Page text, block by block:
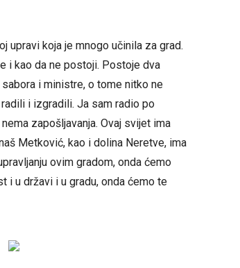
upravi koja je mnogo učinila za grad.
i kao da ne postoji. Postoje dva
i ministre, o tome nitko ne
i izgradili. Ja sam radio po
zapošljavanja. Ovaj svijet ima
Metković, kao i dolina Neretve, ima
ovim gradom, onda ćemo
i u državi i u gradu, onda ćemo te